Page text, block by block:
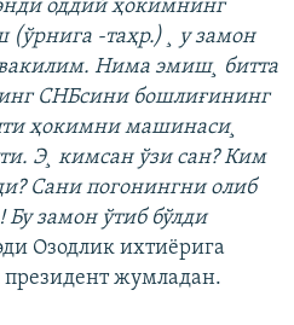
оддий ҳокимнинг
-таҳр.) ¸ у замон
Нима эмиш¸ битта
СНБсини бошлиғининг
ҳокимни машинаси¸
Э¸ кимсан ўзи сан? Ким
Сани погонингни олиб
замон ўтиб бўлди
Озодлик ихтиëрига
президент жумладан.